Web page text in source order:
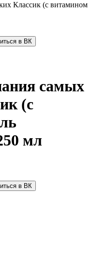
Классик (с витамином
в ВК
самых
(с
мл
в ВК